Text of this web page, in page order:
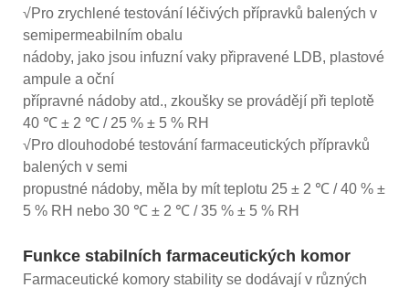
√Pro zrychlené testování léčivých přípravků balených v
semipermeabilním obalu
nádoby, jako jsou infuzní vaky připravené LDB, plastové
ampule a oční
přípravné nádoby atd., zkoušky se provádějí při teplotě
40 ℃ ± 2 ℃ / 25 % ± 5 % RH
√Pro dlouhodobé testování farmaceutických přípravků
balených v semi
propustné nádoby, měla by mít teplotu 25 ± 2 ℃ / 40 % ±
5 % RH nebo 30 ℃ ± 2 ℃ / 35 % ± 5 % RH
Funkce stabilních farmaceutických komor
Farmaceutické komory stability se dodávají v různých